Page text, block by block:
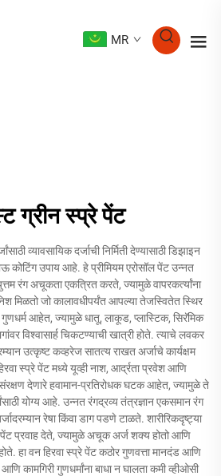
MR
ग्रीन स्प्रे पेंट
व्यावसायिक दर्जाची निर्मिती देण्यासाठी डिझाइन
कोटिंग उपाय आहे. हे प्रीमियम एरोसॉल पेंट उन्नत
रंग अचूकता एकत्रित करते, ज्यामुळे वापरकर्त्यांना
मिळतो जो कालावधीपर्यंत आपल्या तेजस्वितेत स्थिर
आहेत, ज्यामुळे धातू, लाकूड, प्लास्टिक, सिरॅमिक
विश्वासार्ह चिकटण्याची खात्री होते. त्याचे लवकर
उत्कृष्ट कव्हरेज सातत्य राखत अर्जाचे कार्यक्षम
स्प्रे पेंट मध्ये यूव्ही नाश, आर्द्रता प्रवेश आणि
संरक्षण देणारे हवामान-प्रतिरोधक घटक आहेत, ज्यामुळे ते
योग्य आहे. उन्नत रंगद्रव्य तंत्रज्ञान एकसमान रंग
रेषा किंवा डाग पडणे टाळते. शारीरिकदृष्ट्या
पेंट प्रवाह देते, ज्यामुळे अचूक अर्ज शक्य होतो आणि
हा वन हिरवा स्प्रे पेंट कठोर गुणवत्ता मानदंड आणि
कामगिरी गुणधर्मांना बाधा न घालता कमी व्हीओसी